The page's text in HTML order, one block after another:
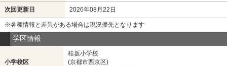
次回更新日 2026年08月22日
※各種情報と差異がある場合は現況優先となります
学区情報
小学校区
桂坂小学校
(京都市西京区)